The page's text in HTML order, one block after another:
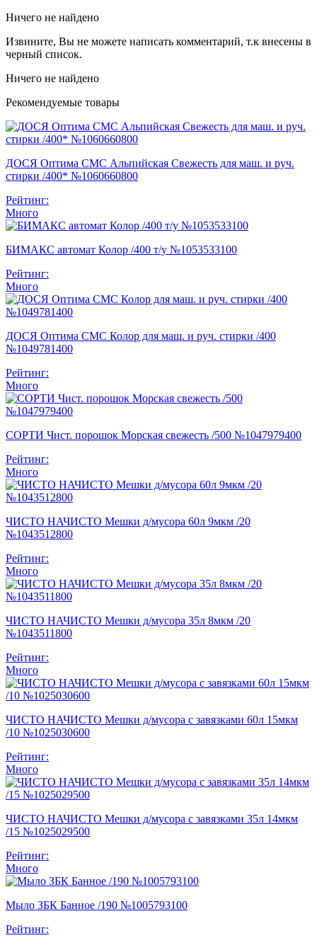
Ничего не найдено
Извините, Вы не можете написать комментарий, т.к внесены в
черный список.
Ничего не найдено
Рекомендуемые товары
ДОСЯ Оптима СМС Альпийская Свежесть для маш. и руч.
стирки /400* №1060660800
Рейтинг:
Много
БИМАКС автомат Колор /400 т/у №1053533100
Рейтинг:
Много
ДОСЯ Оптима СМС Колор для маш. и руч. стирки /400
№1049781400
Рейтинг:
Много
СОРТИ Чист. порошок Морская свежесть /500 №1047979400
Рейтинг:
Много
ЧИСТО НАЧИСТО Мешки д/мусора 60л 9мкм /20
№1043512800
Рейтинг:
Много
ЧИСТО НАЧИСТО Мешки д/мусора 35л 8мкм /20
№1043511800
Рейтинг:
Много
ЧИСТО НАЧИСТО Мешки д/мусора с завязками 60л 15мкм
/10 №1025030600
Рейтинг:
Много
ЧИСТО НАЧИСТО Мешки д/мусора с завязками 35л 14мкм
/15 №1025029500
Рейтинг:
Много
Мыло ЗБК Банное /190 №1005793100
Рейтинг: